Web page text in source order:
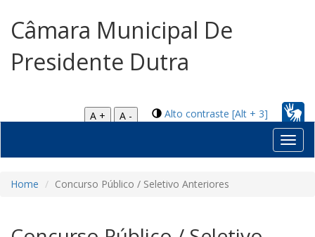
Câmara Municipal De
Presidente Dutra
Alto contraste [Alt + 3]
A +
A -
Home Concurso Público / Seletivo Anteriores